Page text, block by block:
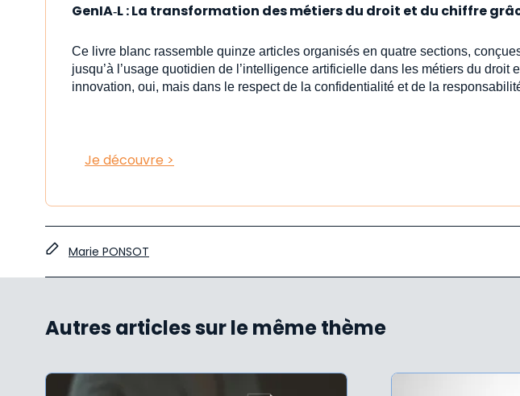
GenIA‑L : La transformation des métiers du droit et du chiffre
Ce livre blanc rassemble quinze articles organisés en quatre sections,
jusqu’à l’usage quotidien de l’intelligence artificielle dans les métiers du
innovation, oui, mais dans le respect de la confidentialité et de la
Je découvre >
Marie PONSOT
Autres articles sur le même thème